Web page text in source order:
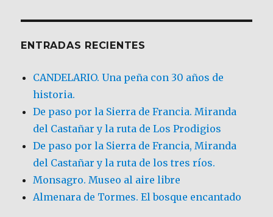
ENTRADAS RECIENTES
CANDELARIO. Una peña con 30 años de
historia.
De paso por la Sierra de Francia. Miranda
del Castañar y la ruta de Los Prodigios
De paso por la Sierra de Francia, Miranda
del Castañar y la ruta de los tres ríos.
Monsagro. Museo al aire libre
Almenara de Tormes. El bosque encantado